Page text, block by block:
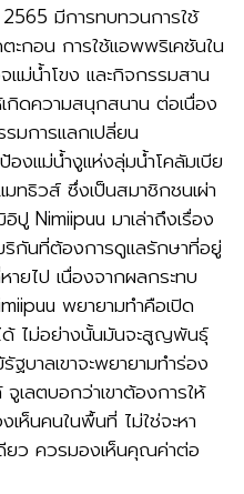
มีการทบทวนการใช้
กอน การใช้แอพพริเคชันใน
ม่น้ำโขง และกิจกรรมสาน
กิดความสนุกสนาน ต่อเนื่อง
มการแลกเปลี่ยน
งแม่น้ำงูแห่งลุ่มน้ำโคลัมเบีย
ทธิวส์ ซึ่งเป็นสมาชิกชนเผ่า
ปู Nimiipuu มาเล่าถึงเรื่อง
กันที่ต้องการดูแลรักษาที่อยู่
ายไป เนื่องจากผลกระทบ
พยายามทำคือเปิด
ด้ ไม่อย่างนั้นมันจะสูญพันธุ์
บาลเขาจะพยายามทำร่อง
เลตบอกว่าเขาต้องการให้
ห็นคนในพื้นที่ ไม่ใช่จะหา
ยว ควรมองเห็นคุณค่าต่อ